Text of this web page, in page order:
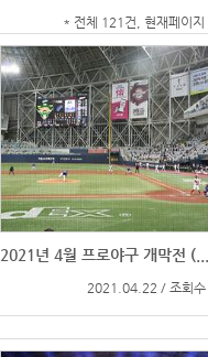
* 전체 121건, 현재페이지
2021년 4월 프로야구 개막전 (...
2021.04.22 / 조회